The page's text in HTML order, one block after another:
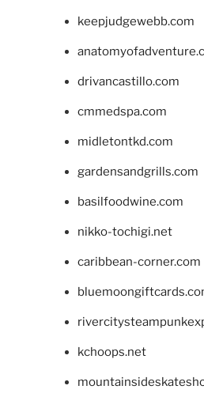
keepjudgewebb.com
drivancastillo.com
cmmedspa.com
midletontkd.com
gardensandgrills.com
basilfoodwine.com
nikko-tochigi.net
caribbean-corner.com
kchoops.net